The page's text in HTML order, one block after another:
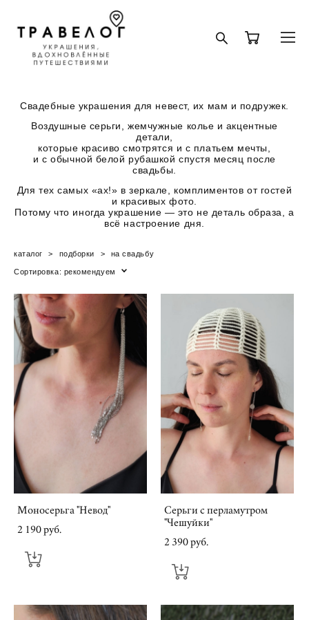
Свадебные украшения для невест, их мам и подружек.
Воздушные серьги, жемчужные колье и акцентные
детали,
которые красиво смотрятся и с платьем мечты,
и с обычной белой рубашкой спустя месяц после
свадьбы.
Для тех самых «ах!» в зеркале, комплиментов от гостей
и красивых фото.
Потому что иногда украшение — это не деталь образа, а
всё настроение дня.
каталог > подборки > на свадьбу
Сортировка: рекомендуем
Моносерьга "Невод"
2 190 pуб.
Серьги с перламутром
"Чешуйки"
2 390 pуб.